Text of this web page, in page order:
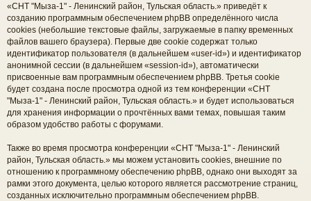
«СНТ "Мыза-1" - Ленинский район, Тульская область.» приведёт к
созданию программным обеспечением phpBB определённого числа
cookies (небольшие текстовые файлы, загружаемые в папку временных
файлов вашего браузера). Первые две cookie содержат только
идентификатор пользователя (в дальнейшем «user-id») и идентификатор
анонимной сессии (в дальнейшем «session-id»), автоматически
присвоенные вам программным обеспечением phpBB. Третья cookie
будет создана после просмотра одной из тем конференции «СНТ
"Мыза-1" - Ленинский район, Тульская область.» и будет использоваться
для хранения информации о прочтённых вами темах, повышая таким
образом удобство работы с форумами.
Также во время просмотра конференции «СНТ "Мыза-1" - Ленинский
район, Тульская область.» мы можем установить cookies, внешние по
отношению к программному обеспечению phpBB, однако они выходят за
рамки этого документа, целью которого является рассмотрение страниц,
созданных исключительно программным обеспечением phpBB.